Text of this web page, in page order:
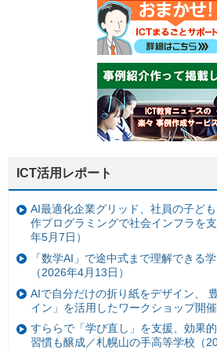
ICT活用レポート
AI最適化企業グリッド、社員の子ど
作プログラミングで社会インフラを
年5月7日）
「数学AI」で途中式まで理解できる
（2026年4月13日）
AIで自分だけの折り紙をデザイン、
イン」を活用したワークショップ開
すららで「学び直し」を支援、効果
習慣も醸成／札幌山の手高等学校（